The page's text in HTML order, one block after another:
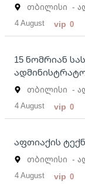
თბილისი -
4 August vip 0
15 ნომრიან
თბილისი -
4 August vip 0
აფთიაქის
თბილისი -
4 August vip 0